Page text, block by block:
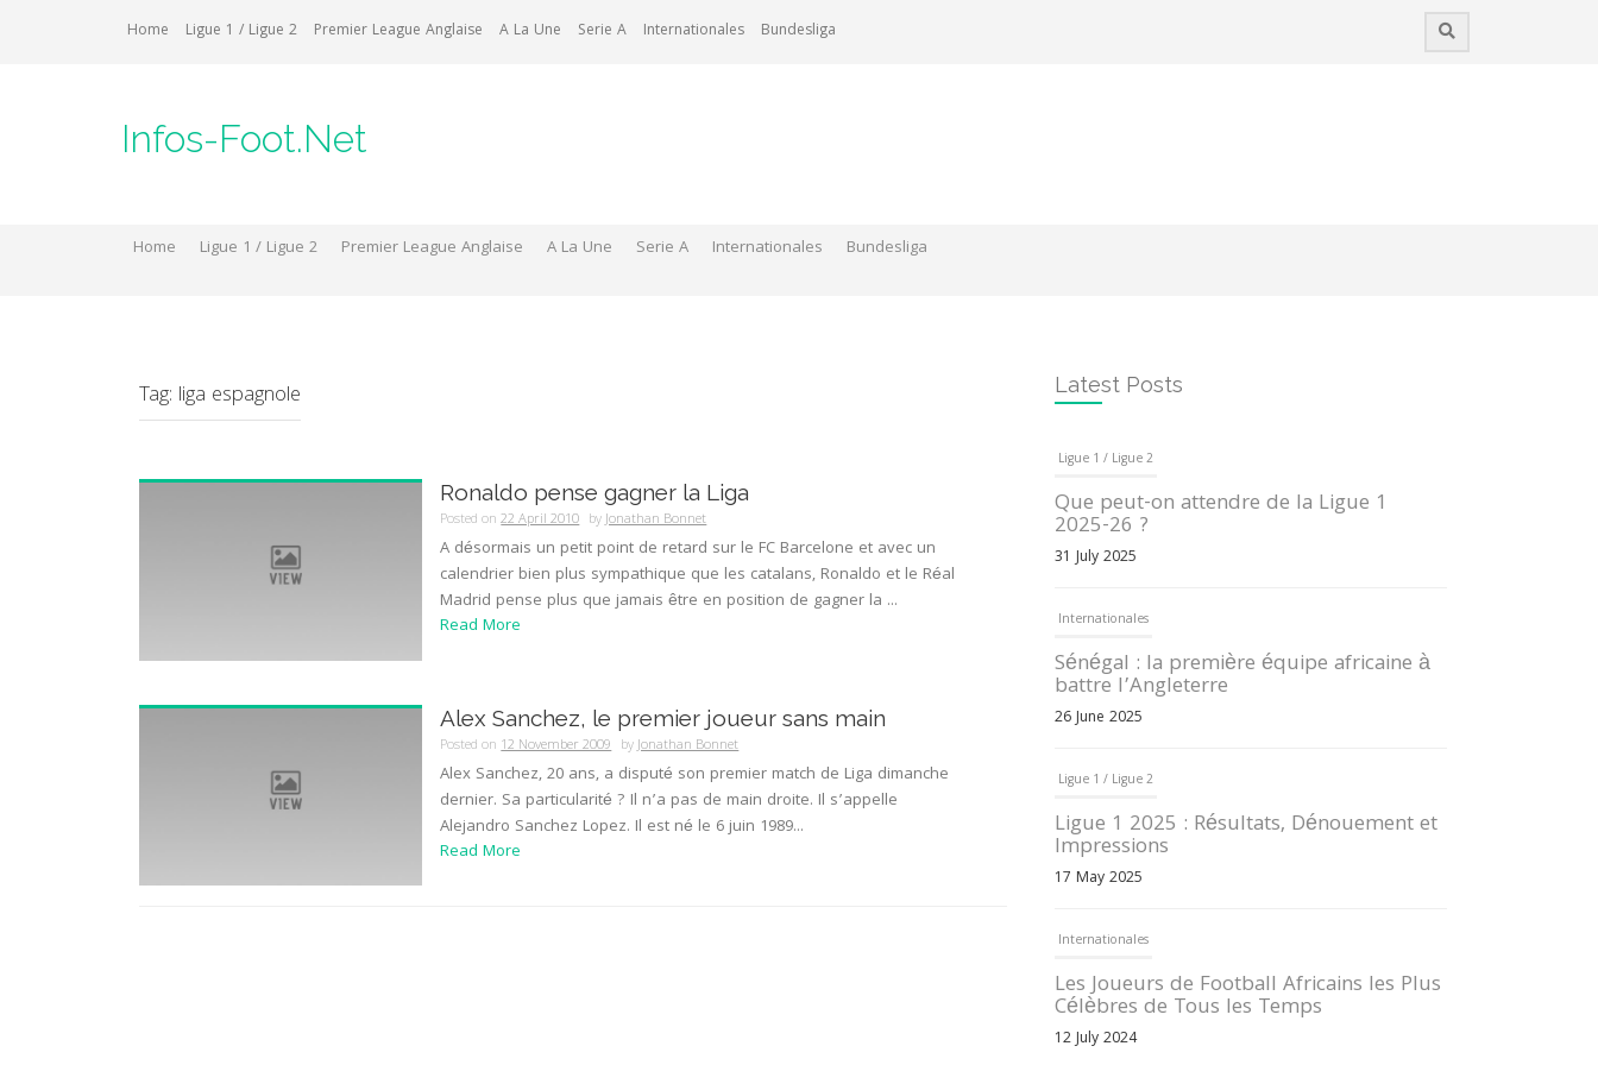
Home Ligue 1 / Ligue 2 Premier League Anglaise A La Une Serie A Internationales Bundesliga
Infos-Foot.Net
Home Ligue 1 / Ligue 2 Premier League Anglaise A La Une Serie A Internationales Bundesliga
Tag: liga espagnole
Ronaldo pense gagner la Liga
Posted on22 April 2010 byJonathan Bonnet
A désormais un petit point de retard sur le FC Barcelone et avec un
calendrier bien plus sympathique que les catalans, Ronaldo et le Réal
Madrid pense plus que jamais être en position de gagner la ...
Read More
Alex Sanchez, le premier joueur sans main
Posted on12 November 2009 byJonathan Bonnet
Alex Sanchez, 20 ans, a disputé son premier match de Liga dimanche
dernier. Sa particularité ? Il n’a pas de main droite. Il s’appelle
Alejandro Sanchez Lopez. Il est né le 6 juin 1989...
Read More
Latest Posts
Ligue 1 / Ligue 2
Que peut-on attendre de la Ligue 1
2025-26 ?
31 July 2025
Internationales
Sénégal : la première équipe africaine à
battre l’Angleterre
26 June 2025
Ligue 1 / Ligue 2
Ligue 1 2025 : Résultats, Dénouement et
Impressions
17 May 2025
Internationales
Les Joueurs de Football Africains les Plus
Célèbres de Tous les Temps
12 July 2024